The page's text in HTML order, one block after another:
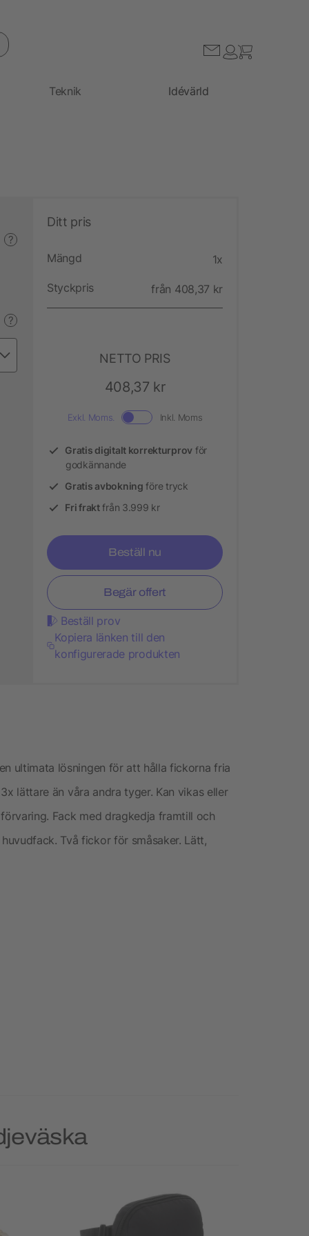
Teknik Idévärld
?
?
Ditt pris
Mängd 1x
Styckpris från 408,37 kr
NETTO PRIS
408,37 kr
Exkl. Moms. Inkl. Moms
Gratis digitalt korrekturprov för
godkännande
Gratis avbokning före tryck
Fri fraktfrån 3.999 kr
Beställ nu
Begär offert
Beställ prov
Kopiera länken till den
konfigurerade produkten
ultimata lösningen för att hålla fickorna fria
lättare än våra andra tyger. Kan vikas eller
Fack med dragkedja framtill och
Två fickor för småsaker. Lätt,